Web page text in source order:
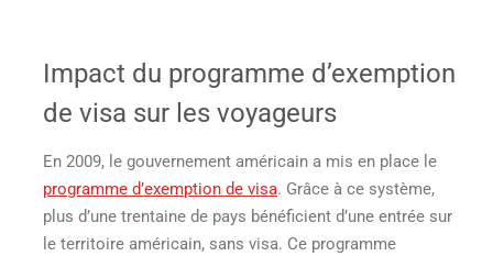
Impact du programme d’exemption
de visa sur les voyageurs
En 2009, le gouvernement américain a mis en place le
programme d’exemption de visa. Grâce à ce système,
plus d’une trentaine de pays bénéficient d’une entrée sur
le territoire américain, sans visa. Ce programme